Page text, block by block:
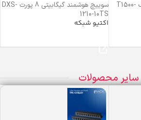
سوییچ 28 پورت تی پی لینک T1500-
سوییچ هوشمند گیگابیتی 8 پورت DXS-
1210-10TS
اکتیو شبکه
سایر محصولات